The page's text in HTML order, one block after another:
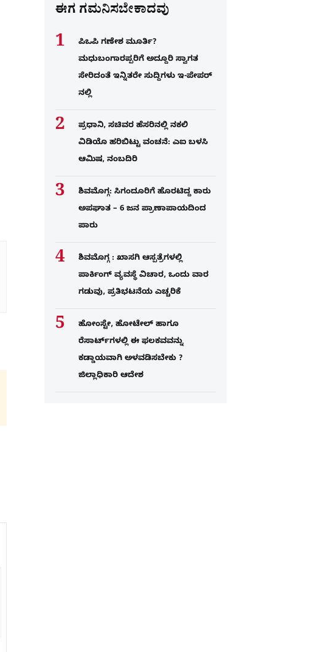
ಈಗ ಗಮನಿಸಬೇಕಾದವು
ಪಿಒಪಿ ಗಣೇಶ ಮೂರ್ತಿ?
ಮಧುಬಂಗಾರಪ್ಪರಿಗೆ ಅದ್ದೂರಿ ಸ್ವಾಗತ
ಸೇರಿದಂತೆ ಇನ್ನಿತರೇ ಸುದ್ದಿಗಳು ಇ-ಪೇಪರ್​
ನಲ್ಲಿ
ಪ್ರಧಾನಿ, ಸಚಿವರ ಹೆಸರಿನಲ್ಲಿ ನಕಲಿ
ವಿಡಿಯೊ ಹರಿಬಿಟ್ಟು ವಂಚನೆ: ಎಐ ಬಳಸಿ
ಆಮಿಷ, ನಂಬದಿರಿ
ಶಿವಮೊಗ್ಗ: ಸಿಗಂದೂರಿಗೆ ಹೊರಟಿದ್ದ ಕಾರು
ಅಪಘಾತ – 6 ಜನ ಪ್ರಾಣಾಪಾಯದಿಂದ
ಪಾರು
ಶಿವಮೊಗ್ಗ : ಖಾಸಗಿ ಆಸ್ಪತ್ರೆಗಳಲ್ಲಿ
ಪಾರ್ಕಿಂಗ್​ ವ್ಯವಸ್ಥೆ ವಿಚಾರ, ಒಂದು ವಾರ
ಗಡುವು, ಪ್ರತಿಭಟನೆಯ ಎಚ್ಚರಿಕೆ
ಹೋಂಸ್ಟೇ, ಹೋಟೇಲ್ ಹಾಗೂ
ರೆಸಾರ್ಟ್‌ಗಳಲ್ಲಿ ಈ ಫಲಕವವನ್ನು
ಕಡ್ಡಾಯವಾಗಿ ಅಳವಡಿಸಬೇಕು ?
ಜಿಲ್ಲಾಧಿಕಾರಿ ಆದೇಶ